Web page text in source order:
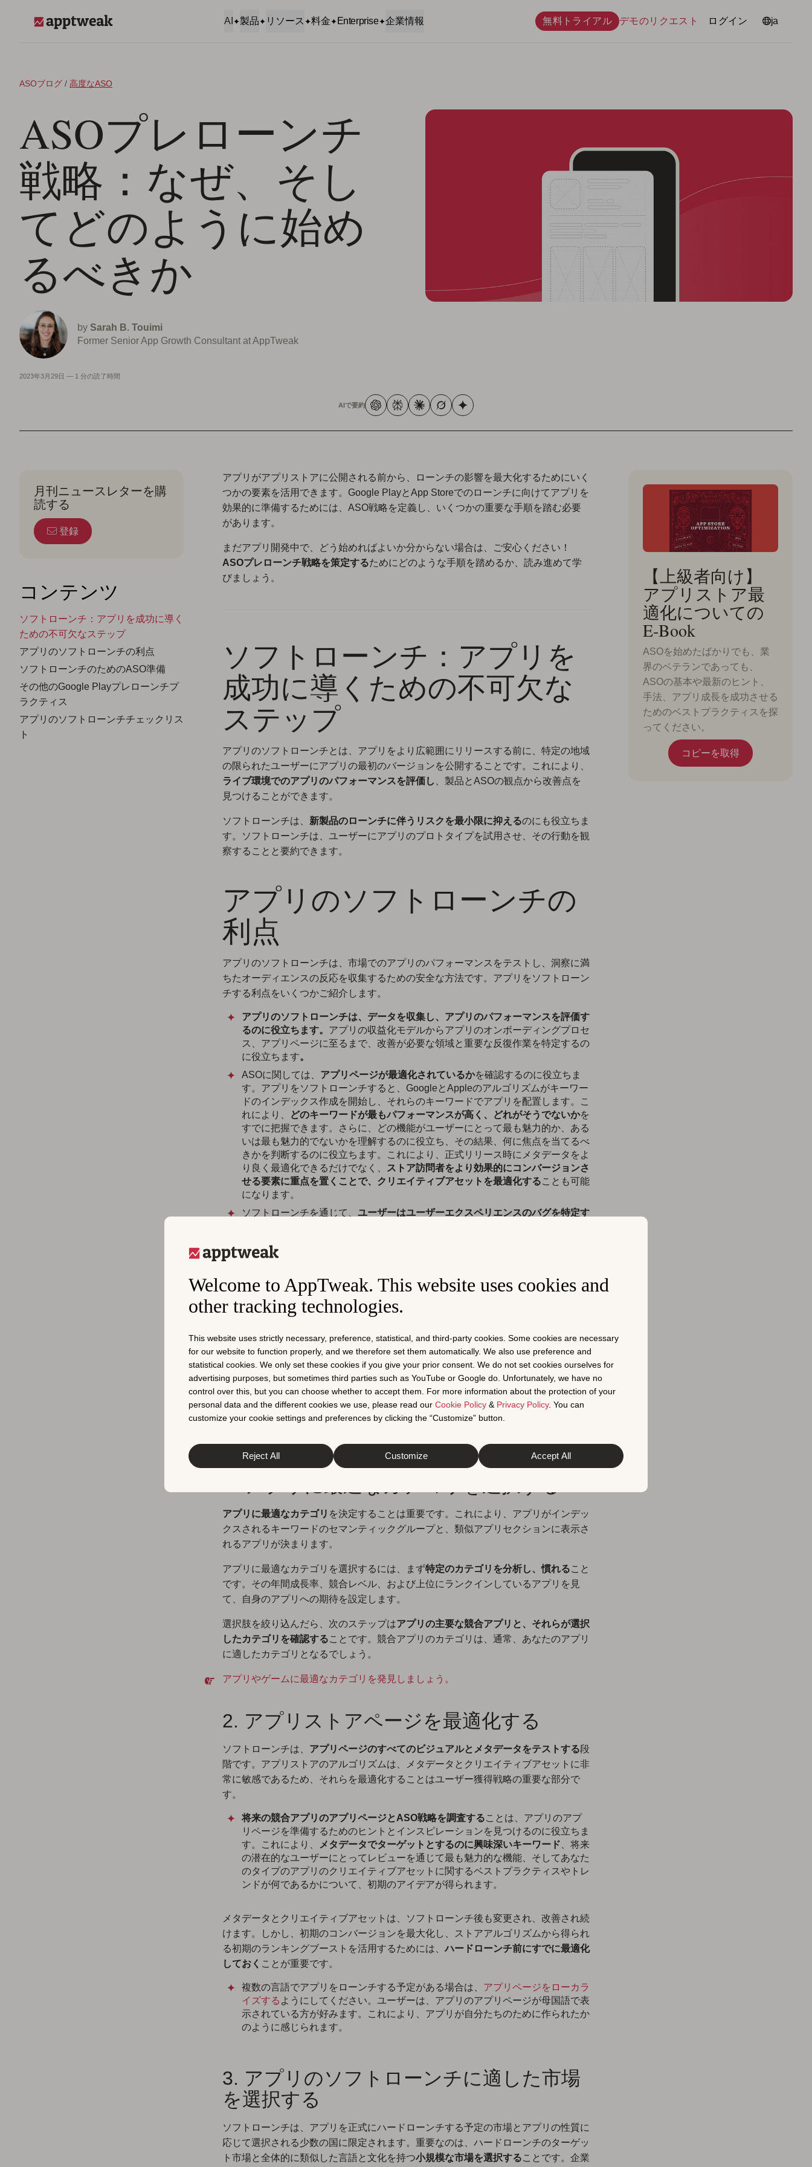
Welcome to AppTweak. This website uses cookies and
other tracking technologies.
This website uses strictly necessary, preference, statistical, and third-party cookies. Some cookies are necessary
for our website to function properly, and we therefore set them automatically. We also use preference and
statistical cookies. We only set these cookies if you give your prior consent. We do not set cookies ourselves for
advertising purposes, but sometimes third parties such as YouTube or Google do. Unfortunately, we have no
control over this, but you can choose whether to accept them. For more information about the protection of your
personal data and the different cookies we use, please read our Cookie Policy & Privacy Policy. You can
customize your cookie settings and preferences by clicking the “Customize” button.
Reject All Customize Accept All
AI 製品 リソース 料金 Enterprise 企業情報 無料トライアル デモのリクエスト ログイン 言語
ja
ASOブログ / 高度なASO
ASOプレローンチ
戦略：なぜ、そし
てどのように始め
るべきか
by Sarah B. Touimi
Former Senior App Growth Consultant at AppTweak
2023年3月29日 — 1 分の読了時間
AIで要約
月刊ニュースレターを購
読する
登録
コンテンツ
ソフトローンチ：アプリを成功に導く
ための不可欠なステップ
アプリのソフトローンチの利点
ソフトローンチのためのASO準備
その他のGoogle Playプレローンチプ
ラクティス
アプリのソフトローンチチェックリス
ト
アプリがアプリストアに公開される前から、ローンチの影響を最大化するためにいく
つかの要素を活用できます。Google PlayとApp Storeでのローンチに向けてアプリを
効果的に準備するためには、ASO戦略を定義し、いくつかの重要な手順を踏む必要
があります。
まだアプリ開発中で、どう始めればよいか分からない場合は、ご安心ください！
ASOプレローンチ戦略を策定するためにどのような手順を踏めるか、読み進めて学
びましょう。
ソフトローンチ：アプリを
成功に導くための不可欠な
ステップ
アプリのソフトローンチとは、アプリをより広範囲にリリースする前に、特定の地域
の限られたユーザーにアプリの最初のバージョンを公開することです。これにより、
ライブ環境でのアプリのパフォーマンスを評価し
、製品とASOの観点から改善点を
見つけることができます。
ソフトローンチは、 新製品のローンチに伴うリスクを最小限に抑えるのにも役立ちま
す。ソフトローンチは、ユーザーにアプリのプロトタイプを試用させ、その行動を観
察することと要約できます。
アプリのソフトローンチの
利点
アプリのソフトローンチは、市場でのアプリのパフォーマンスをテストし、洞察に満
ちたオーディエンスの反応を収集するための安全な方法です。アプリをソフトローン
チする利点をいくつかご紹介します。
アプリのソフトローンチは、データを収集し、アプリのパフォーマンスを評価す
るのに役立ちます。 アプリの収益化モデルからアプリのオンボーディングプロセ
ス、アプリページに至るまで、改善が必要な領域と重要な反復作業を特定するの
に役立ちます。
ASOに関しては、 アプリページが最適化されているかを確認するのに役立ちま
す。アプリをソフトローンチすると、GoogleとAppleのアルゴリズムがキーワー
ドのインデックス作成を開始し、それらのキーワードでアプリを配置します。こ
れにより、
どのキーワードが最もパフォーマンスが高く、どれがそうでないかを
すでに把握できます。さらに、どの機能がユーザーにとって最も魅力的か、ある
いは最も魅力的でないかを理解するのに役立ち、その結果、何に焦点を当てるべ
きかを判断するのに役立ちます。これにより、正式リリース時にメタデータをよ
り良く最適化できるだけでなく、
ストア訪問者をより効果的にコンバージョンさ
せる要素に重点を置くことで、クリエイティブアセットを最適化することも可能
になります。
ソフトローンチを通じて、 ユーザーはユーザーエクスペリエンスのバグを特定す
きているか判断し、予期せぬ事態を避け、アプリを成功に導くのに役立ちます。
アプリストアでアプリやゲームをローンチする前に、AppTweakを使用してASO戦略
を強化する方法を発見しましょう。
ソフトローンチのための
ASO準備
ソフトローンチの前に、競合他社が何をしているかを知り、アプリに最適なカテゴリ
リを成功裏にソフトローンチするためのASO関連要素に焦点を当てます。
アプリに最適なカテゴリ を決定することは重要です。これにより、アプリがインデッ
クスされるキーワードのセマンティックグループと、類似アプリセクションに表示さ
れるアプリが決まります。
アプリに最適なカテゴリを選択するには、まず特定のカテゴリを分析し、慣れること
です。その年間成長率、競合レベル、および上位にランクインしているアプリを見
て、自身のアプリへの期待を設定します。
選択肢を絞り込んだら、次のステップはアプリの主要な競合アプリと、それらが選択
したカテゴリを確認することです。競合アプリのカテゴリは、通常、あなたのアプリ
に適したカテゴリとなるでしょう。
アプリやゲームに最適なカテゴリを発見しましょう。
2. アプリストアページを最適化する
ソフトローンチは、 アプリページのすべてのビジュアルとメタデータをテストする段
階です。アプリストアのアルゴリズムは、メタデータとクリエイティブアセットに非
常に敏感であるため、それらを最適化することはユーザー獲得戦略の重要な部分で
す。
将来の競合アプリのアプリページとASO戦略を調査することは、アプリのアプ
リページを準備するためのヒントとインスピレーションを見つけるのに役立ちま
す。これにより、
メタデータでターゲットとするのに興味深いキーワード 、将来
の潜在的なユーザーにとってレビューを通じて最も魅力的な機能、そしてあなた
のタイプのアプリのクリエイティブアセットに関するベストプラクティスやトレ
ンドが何であるかについて、初期のアイデアが得られます。
メタデータとクリエイティブアセットは、ソフトローンチ後も変更され、改善され続
けます。しかし、初期のコンバージョンを最大化し、ストアアルゴリズムから得られ
る初期のランキングブーストを活用するためには、ハードローンチ前にすでに最適化
しておく ことが重要です。
複数の言語でアプリをローンチする予定がある場合は、 アプリページをローカラ
イズする ようにしてください。ユーザーは、アプリのアプリページが母国語で表
示されている方が好みます。これにより、アプリが自分たちのために作られたか
のように感じられます。
3. アプリのソフトローンチに適した市場
を選択する
ソフトローンチは、アプリを正式にハードローンチする予定の市場とアプリの性質に
応じて選択される少数の国に限定されます。重要なのは、ハードローンチのターゲッ
ト市場と全体的に類似した言語と文化を持つ小規模な市場を選択することです。企業
【上級者向け】
アプリストア最
適化についての
E-Book
ASOを始めたばかりでも、業
界のベテランであっても、
ASOの基本や最新のヒント、
手法、アプリ成長を成功させる
ためのベストプラクティスを探
ってください。
コピーを取得